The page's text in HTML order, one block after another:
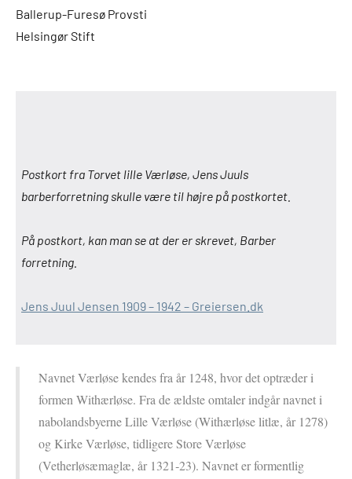
Ballerup-Furesø Provsti
Helsingør Stift
Postkort fra Torvet lille Værløse, Jens Juuls
barberforretning skulle være til højre på postkortet.
På postkort, kan man se at der er skrevet, Barber
forretning.
Jens Juul Jensen 1909 – 1942 – Greiersen.dk
Navnet Værløse kendes fra år 1248, hvor det optræder i
formen Withærløse. Fra de ældste omtaler indgår navnet i
nabolandsbyerne Lille Værløse (Withærløse litlæ, år 1278)
og Kirke Værløse, tidligere Store Værløse
(Vetherløsæmaglæ, år 1321‑23). Navnet er formentlig